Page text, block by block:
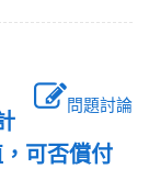
問題討論
可否償付